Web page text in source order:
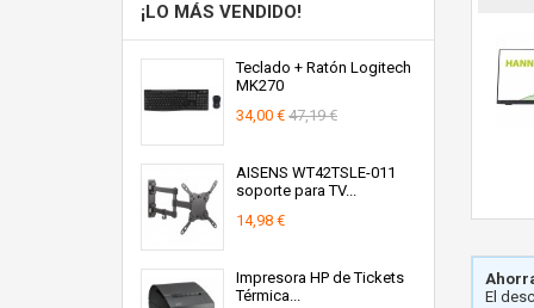
¡LO MÁS VENDIDO!
Teclado + Ratón Logitech
MK270
34,00 € 47,19 €
AISENS WT42TSLE-011
soporte para TV...
14,98 €
Impresora HP de Tickets
Térmica...
El